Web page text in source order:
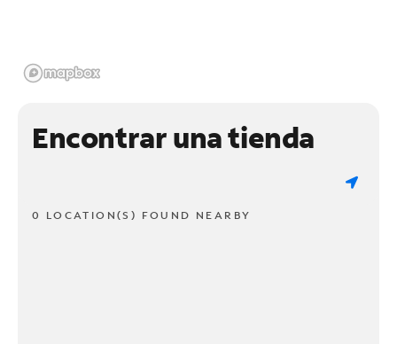
Encontrar una tienda
0 LOCATION(S) FOUND NEARBY